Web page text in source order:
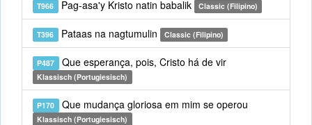
T966 Pag-asa'y Kristo natin babalik Classic (Filipino)
T396 Pataas na nagtumulin Classic (Filipino)
P487 Que esperança, pois, Cristo há de vir
Klassisch (Portugiesisch)
P170 Que mudança gloriosa em mim se operou
Klassisch (Portugiesisch)